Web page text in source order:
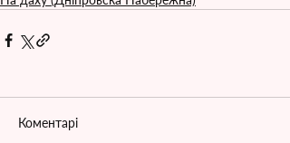
Коментарі